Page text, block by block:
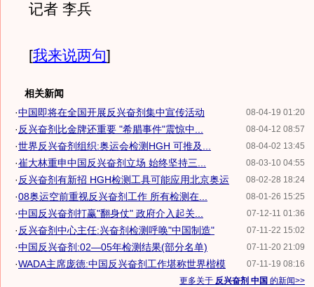
记者 李兵
[我来说两句]
相关新闻
08-04-19 01:20
·中国即将在全国开展反兴奋剂集中宣传活动
08-04-12 08:57
· 反兴奋剂比金牌还重要 "希腊事件"震惊中...
08-04-02 13:45
·世界反兴奋剂组织:奥运会检测HGH 可推及...
08-03-10 04:55
·崔大林重申中国反兴奋剂立场 始终坚持三...
08-02-28 18:24
· 反兴奋剂有新招 HGH检测工具可能应用北京奥运
08-01-26 15:25
·08奥运空前重视反兴奋剂工作 所有检测在...
07-12-11 01:36
·中国反兴奋剂打赢"翻身仗" 政府介入起关...
07-11-22 15:02
· 反兴奋剂中心主任:兴奋剂检测呼唤"中国制造"
07-11-20 21:09
·中国反兴奋剂:02—05年检测结果(部分名单)
07-11-19 08:16
·WADA主席庞德:中国反兴奋剂工作堪称世界楷模
更多关于 反兴奋剂 中国 的新闻>>